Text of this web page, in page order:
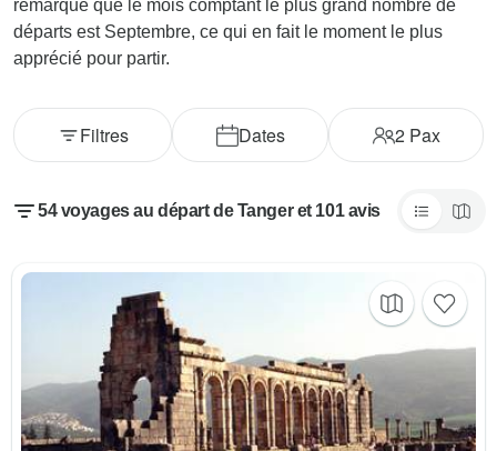
remarqué que le mois comptant le plus grand nombre de
départs est Septembre, ce qui en fait le moment le plus
apprécié pour partir.
Dates 2Pax
Filtres
54 voyages au départ de Tanger et 101 avis